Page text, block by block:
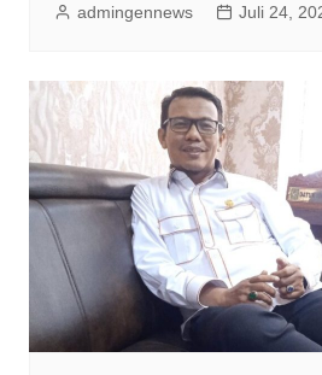
admingennews Juli 24,